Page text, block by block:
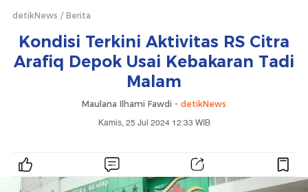
detikNews Berita
Kondisi Terkini Aktivitas RS Citra
Arafiq Depok Usai Kebakaran Tadi
Malam
Maulana Ilhami Fawdi - detikNews
Kamis, 25 Jul 2024 12:33 WIB